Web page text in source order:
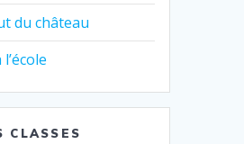
du château
CLASSES